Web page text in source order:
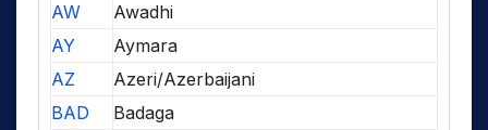
AW
Awadhi
AY
Aymara
AZ
Azeri/Azerbaijani
BAD
Badaga